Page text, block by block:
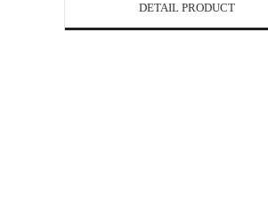
DETAIL PRODUCT